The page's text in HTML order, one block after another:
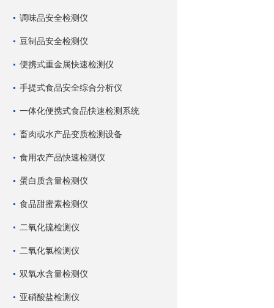
调味品安全检测仪
豆制品安全检测仪
便携式重金属快速检测仪
手提式食品安全综合分析仪
一体化便携式食品快速检测系统
畜肉或水产品变质检测设备
食用农产品快速检测仪
蛋白质含量检测仪
食品甜蜜素检测仪
二氧化硫检测仪
二氧化氯检测仪
双氧水含量检测仪
亚硝酸盐检测仪